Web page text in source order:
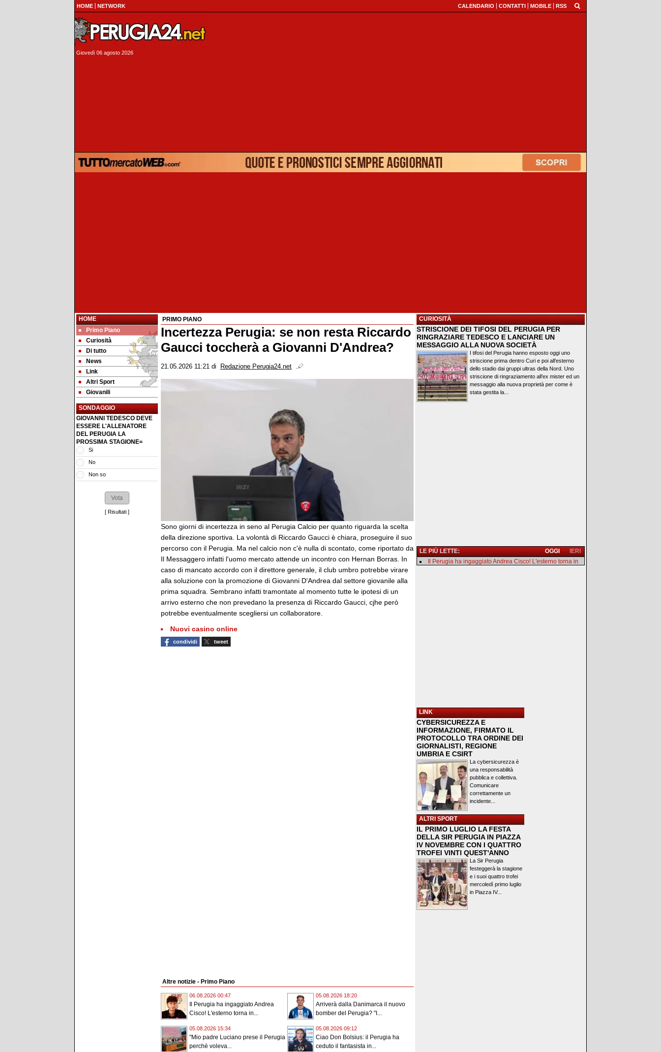
HOME NETWORK CALENDARIO CONTATTI MOBILE RSS
Giovedì 06 agosto 2026
HOME
Primo Piano
Curiosità
Di tutto
News
Link
Altri Sport
Giovanili
SONDAGGIO
GIOVANNI TEDESCO DEVE
ESSERE L'ALLENATORE
DEL PERUGIA LA
PROSSIMA STAGIONE=
Si
No
Non so
[ Risultati ]
PRIMO PIANO
Incertezza Perugia: se non resta Riccardo
Gaucci toccherà a Giovanni D'Andrea?
21.05.2026 11:21 di Redazione Perugia24.net
Sono giorni di incertezza in seno al Perugia Calcio per quanto riguarda la scelta
della direzione sportiva. La volontà di Riccardo Gaucci è chiara, proseguire il suo
percorso con il Perugia. Ma nel calcio non c'è nulla di scontato, come riportato da
Il Messaggero infatti l'uomo mercato attende un incontro con Hernan Borras. In
caso di mancato accordo con il direttore generale, il club umbro potrebbe virare
alla soluzione con la promozione di Giovanni D'Andrea dal settore giovanile alla
prima squadra. Sembrano infatti tramontate al momento tutte le ipotesi di un
arrivo esterno che non prevedano la presenza di Riccardo Gaucci, cjhe però
potrebbe eventualmente scegliersi un collaboratore.
Nuovi casino online
condividi tweet
Altre notizie - Primo Piano
06.08.2026 00:47
Il Perugia ha ingaggiato Andrea
Cisco! L'esterno torna in...
05.08.2026 18:20
Arriverà dalla Danimarca il nuovo
bomber del Perugia? "I...
05.08.2026 15:34
"Mio padre Luciano prese il Perugia
perchè voleva...
05.08.2026 09:12
Ciao Don Bolsius: il Perugia ha
ceduto il fantasista in...
CURIOSITÀ
STRISCIONE DEI TIFOSI DEL PERUGIA PER
RINGRAZIARE TEDESCO E LANCIARE UN
MESSAGGIO ALLA NUOVA SOCIETÀ
I tifosi del Perugia hanno esposto oggi uno
striscione prima dentro Curi e poi all’esterno
dello stadio dai gruppi ultras della Nord. Uno
striscione di ringraziamento all’ex mister ed un
messaggio alla nuova proprietà per come è
stata gestita la...
LE PIÙ LETTE: IERI
OGGI
Il Perugia ha ingaggiato Andrea Cisco! L'esterno torna in
LINK
CYBERSICUREZZA E
INFORMAZIONE, FIRMATO IL
PROTOCOLLO TRA ORDINE DEI
GIORNALISTI, REGIONE
UMBRIA E CSIRT
La cybersicurezza è
una responsabilità
pubblica e collettiva.
Comunicare
correttamente un
incidente...
ALTRI SPORT
IL PRIMO LUGLIO LA FESTA
DELLA SIR PERUGIA IN PIAZZA
IV NOVEMBRE CON I QUATTRO
TROFEI VINTI QUEST'ANNO
La Sir Perugia
festeggerà la stagione
e i suoi quattro trofei
mercoledì primo luglio
in Piazza IV...